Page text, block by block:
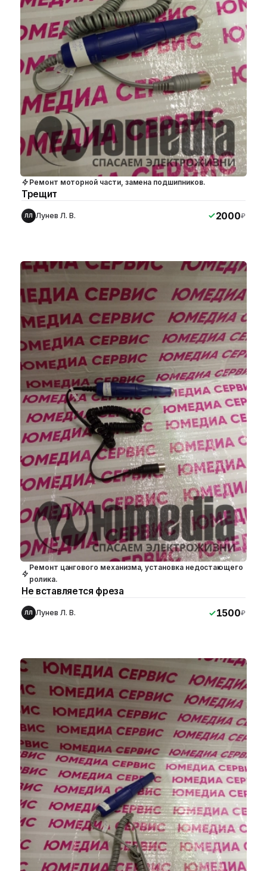
Ремонт моторной части, замена подшипников.
Трещит
ЛЛ Лунев Л. В. 2000₽
Ремонт цангового механизма, установка недостающего
ролика.
Не вставляется фреза
ЛЛ Лунев Л. В. 1500₽